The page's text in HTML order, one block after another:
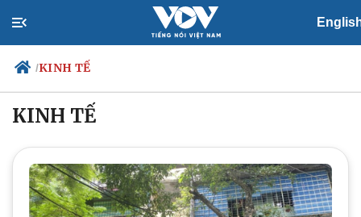
/KINH TẾ
Chính trị
Đảng
Tổ chức nhân sự
Quốc hội
Tin 24h
Dự báo thời tiết
Giáo dục
KINH TẾ